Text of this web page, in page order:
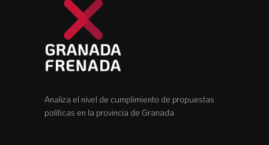
Analiza el nivel de cumplimiento de propuestas
políticas en la provincia de Granada